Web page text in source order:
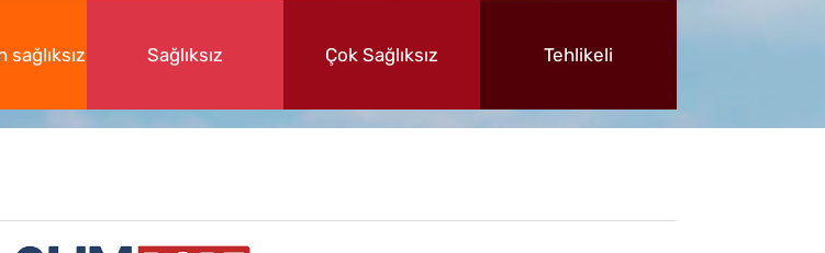
sağlıksız Sağlıksız Çok Sağlıksız Tehlikeli